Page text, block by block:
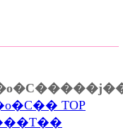
TOP